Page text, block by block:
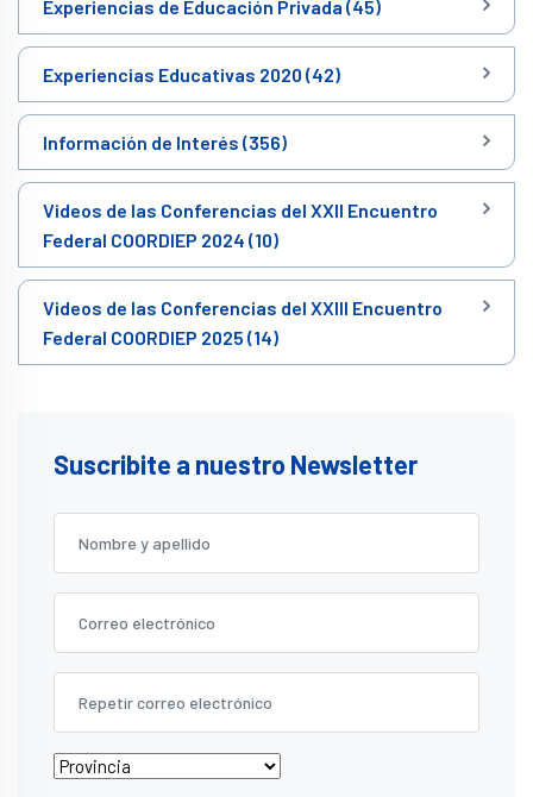
Experiencias de Educación Privada (45)
Experiencias Educativas 2020 (42)
Información de Interés (356)
Videos de las Conferencias del XXII Encuentro
Federal COORDIEP 2024 (10)
Videos de las Conferencias del XXIII Encuentro
Federal COORDIEP 2025 (14)
Suscribite a nuestro Newsletter